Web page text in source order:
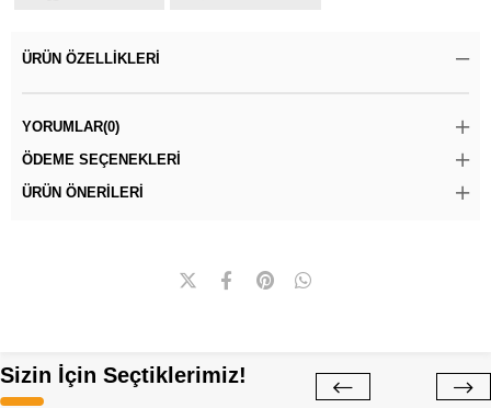
ÜRÜN ÖZELLIKLERI
YORUMLAR(0)
ÖDEME SEÇENEKLERI
ÜRÜN ÖNERILERI
Sizin İçin Seçtiklerimiz!